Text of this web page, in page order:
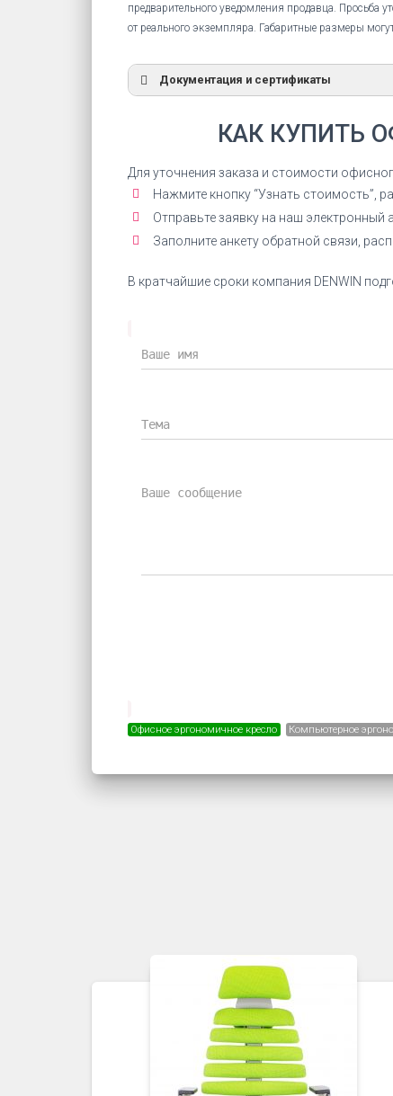
предварительного уведомления продавца. Просьба
от реального экземпляра. Габаритные размеры
Документация и сертификаты
Сертификат соответствия
СКАЧАТЬ СЕРТИФИКАТ
КАК КУПИТЬ
Для уточнения заказа и стоимости
Нажмите кнопку “Узнать стоимость”,
Отправьте заявку на наш электронный
Заполните анкету обратной связи,
В кратчайшие сроки компания DENWIN
Офисное эргономичное кресло Компьютерное